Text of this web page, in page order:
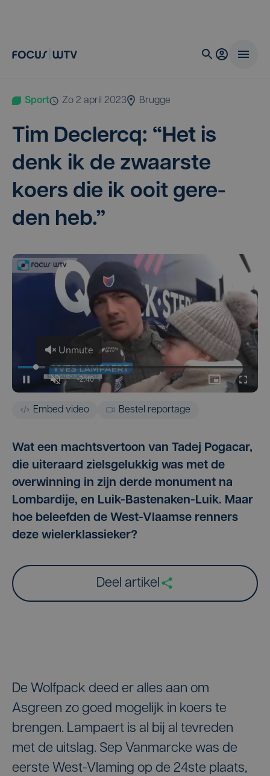
Sport zo 2 april 2023 Brugge
Tim Dec­ler­cq: “Het is
denk ik de zwaar­ste
koers die ik ooit gere­
den heb.”
Embed video Bestel reportage
Wat een machtsvertoon van Tadej Pogacar,
die uiteraard zielsgelukkig was met de
overwinning in zijn derde monument na
Lombardije, en Luik-Bastenaken-Luik. Maar
hoe beleefden de West-Vlaamse renners
deze wielerklassieker?
Deel artikel
De Wolfpack deed er alles aan om
Asgreen zo goed mogelijk in koers te
brengen. Lampaert is al bij al tevreden
met de uitslag. Sep Vanmarcke was de
eerste West-Vlaming op de 24ste plaats,